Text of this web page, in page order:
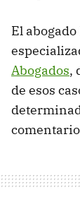
El
Abogados,
de esos